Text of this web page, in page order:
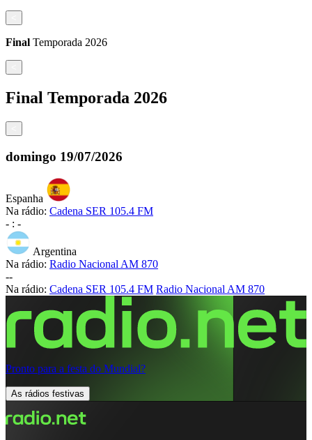
Final Temporada 2026
Final Temporada 2026
domingo 19/07/2026
Espanha
Na rádio: Cadena SER 105.4 FM
- : -
Argentina
Na rádio: Radio Nacional AM 870
--
Na rádio: Cadena SER 105.4 FM Radio Nacional AM 870
Pronto para a festa do Mundial?
As rádios festivas